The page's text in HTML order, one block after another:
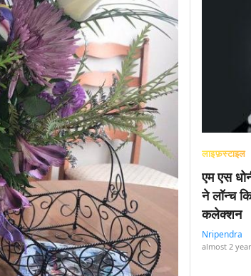
लाइफ़स्टाइल
एम एस
ने लॉन्च
कलेक्शन
Nripendra
almost 2